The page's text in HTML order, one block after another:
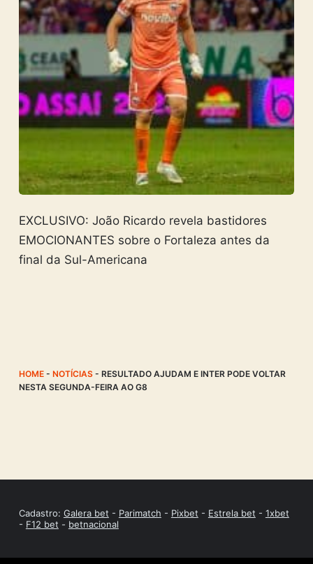
EXCLUSIVO: João Ricardo revela bastidores
EMOCIONANTES sobre o Fortaleza antes da
final da Sul-Americana
HOME- NOTÍCIAS- RESULTADO AJUDAM E INTER PODE VOLTAR
NESTA SEGUNDA-FEIRA AO G8
Cadastro: Galera bet - Parimatch - Pixbet - Estrela bet - 1xbet
- F12 bet - betnacional